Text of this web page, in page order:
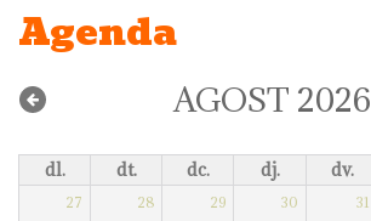
Agenda
AGOST 2026
dl. dt. dc. dj. dv.
27 28 29 30 31